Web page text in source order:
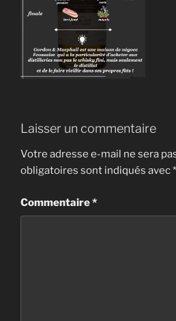
Laisser un commentaire
Votre adresse e-mail ne sera
obligatoires sont indiqués avec*
Commentaire*